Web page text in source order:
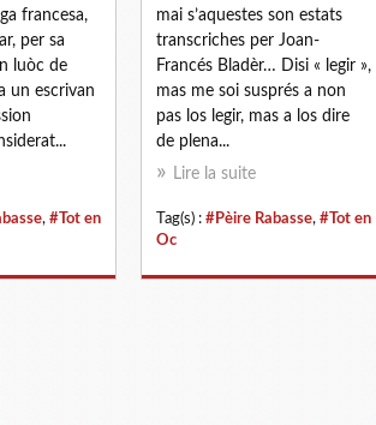
francesa,
per sa
luòc de
un escrivan
, #Tot en
mai s’aquestes son estats
transcriches per Joan-
Francés Bladèr… Disi « legir »,
mas me soi susprés a non
pas los legir, mas a los dire
de plena...
Lire la suite
Tag(s) : #Pèire Rabasse, #Tot en
Oc